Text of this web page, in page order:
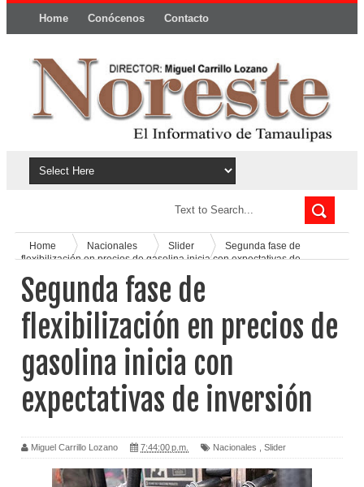
Home Conócenos Contacto
Home Nacionales Slider
Segunda fase de
flexibilización en precios de gasolina inicia con expectativas de
Segunda fase de
flexibilización en precios de
gasolina inicia con
expectativas de inversión
Miguel Carrillo Lozano 7:44:00 p.m. Nacionales Slider